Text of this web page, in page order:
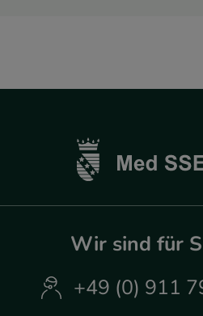
Wir sind für
+49 (0) 911